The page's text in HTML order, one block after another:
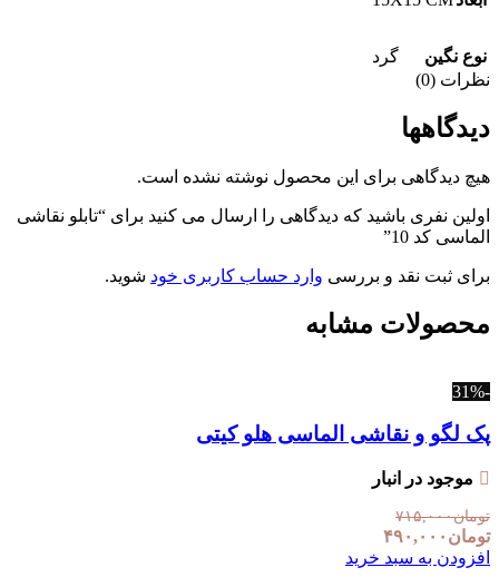
نوع نگین
گرد
نظرات (0)
دیدگاهها
هیچ دیدگاهی برای این محصول نوشته نشده است.
اولین نفری باشید که دیدگاهی را ارسال می کنید برای “تابلو نقاشی
الماسی کد 10”
برای ثبت نقد و بررسی وارد حساب کاربری خودشوید.
محصولات مشابه
-31%
پک لگو و نقاشی الماسی هلو کیتی
موجود در انبار
تومان۷۱۵,۰۰۰
تومان۴۹۰,۰۰۰
افزودن به سبد خرید